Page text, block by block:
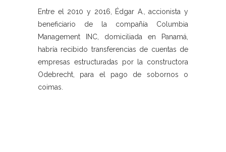
Entre el 2010 y 2016, Édgar A., accionista y
beneficiario de la compañía Columbia
Management INC, domiciliada en Panamá,
habría recibido transferencias de cuentas de
empresas estructuradas por la constructora
Odebrecht, para el pago de sobornos o
coimas.